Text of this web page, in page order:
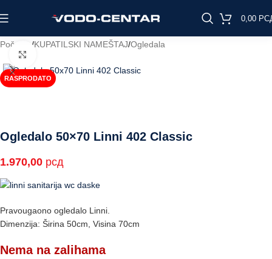
0,00
Početna /KUPATILSKI NAMEŠTAJ/Ogledala
RASPRODATO
Ogledalo 50×70 Linni 402 Classic
1.970,00 рсд
Pravougaono ogledalo Linni.
Dimenzija: Širina 50cm, Visina 70cm
Nema na zalihama